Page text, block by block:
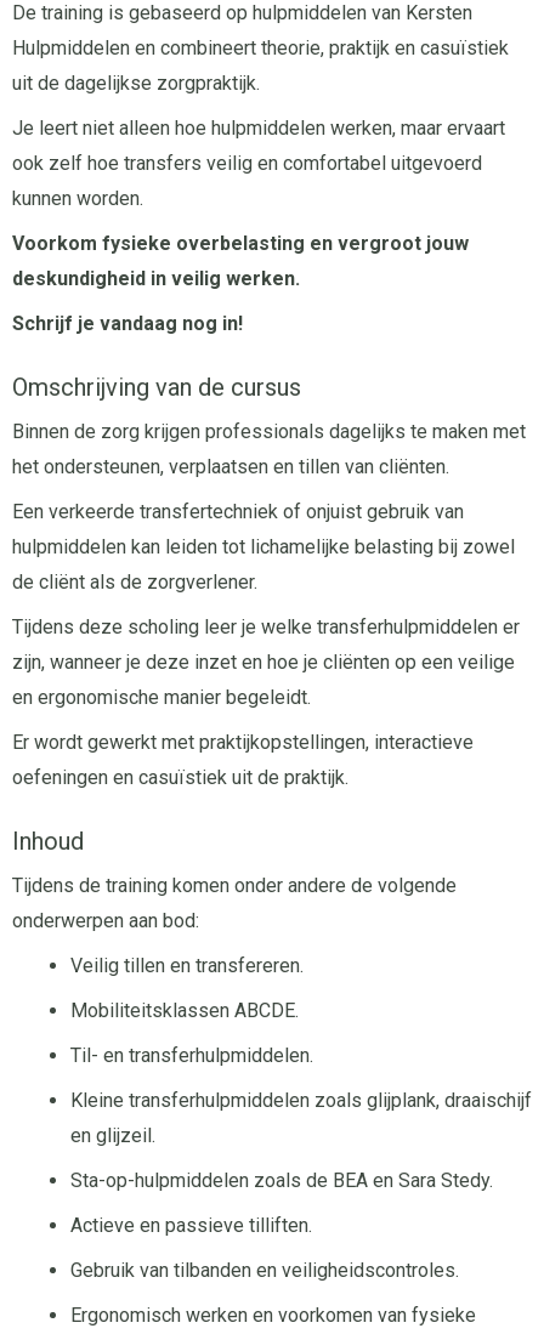
De training is gebaseerd op hulpmiddelen van Kersten
Hulpmiddelen en combineert theorie, praktijk en casuïstiek
uit de dagelijkse zorgpraktijk.
Je leert niet alleen hoe hulpmiddelen werken, maar ervaart
ook zelf hoe transfers veilig en comfortabel uitgevoerd
kunnen worden.
Voorkom fysieke overbelasting en vergroot jouw
deskundigheid in veilig werken.
Schrijf je vandaag nog in!
Omschrijving van de cursus
Binnen de zorg krijgen professionals dagelijks te maken met
het ondersteunen, verplaatsen en tillen van cliënten.
Een verkeerde transfertechniek of onjuist gebruik van
hulpmiddelen kan leiden tot lichamelijke belasting bij zowel
de cliënt als de zorgverlener.
Tijdens deze scholing leer je welke transferhulpmiddelen er
zijn, wanneer je deze inzet en hoe je cliënten op een veilige
en ergonomische manier begeleidt.
Er wordt gewerkt met praktijkopstellingen, interactieve
oefeningen en casuïstiek uit de praktijk.
Inhoud
Tijdens de training komen onder andere de volgende
onderwerpen aan bod:
Veilig tillen en transfereren.
Mobiliteitsklassen ABCDE.
Til- en transferhulpmiddelen.
Kleine transferhulpmiddelen zoals glijplank, draaischijf
en glijzeil.
Sta-op-hulpmiddelen zoals de BEA en Sara Stedy.
Actieve en passieve tilliften.
Gebruik van tilbanden en veiligheidscontroles.
Ergonomisch werken en voorkomen van fysieke